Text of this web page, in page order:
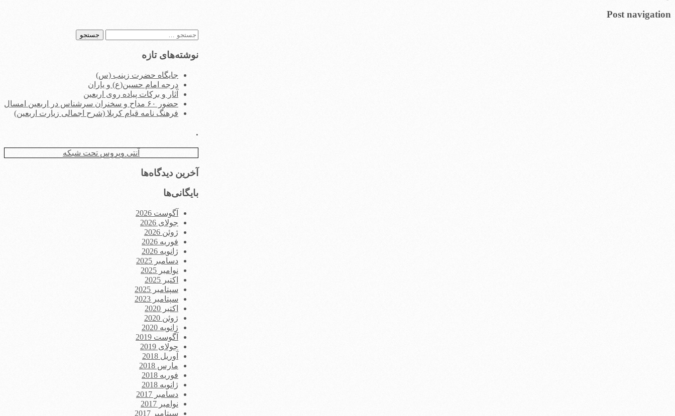
Post navigation
جستجو
نوشته‌های تازه
جایگاه حضرت زینب (س)
درجه امام حسین(ع) و یاران
آثار و برکات پیاده روی اربعین
حضور ۶۰ مداح و سخنران سرشناس در اربعین امسال
فرهنگ نامه قیام کربلا (شرح اجمالی زیارت اربعین)
.
آنتی ویروس تحت شبکه
آخرین دیدگاه‌ها
بایگانی‌ها
آگوست 2026
جولای 2026
ژوئن 2026
فوریه 2026
ژانویه 2026
دسامبر 2025
نوامبر 2025
اکتبر 2025
سپتامبر 2025
سپتامبر 2023
اکتبر 2020
ژوئن 2020
ژانویه 2020
آگوست 2019
جولای 2019
آوریل 2018
مارس 2018
فوریه 2018
ژانویه 2018
دسامبر 2017
نوامبر 2017
سپتامبر 2017